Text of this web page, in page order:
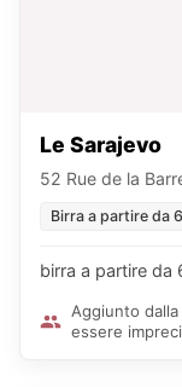
Le Sarajevo
52 Rue de la
Birra a partire da
birra a partire da
Aggiunto
essere